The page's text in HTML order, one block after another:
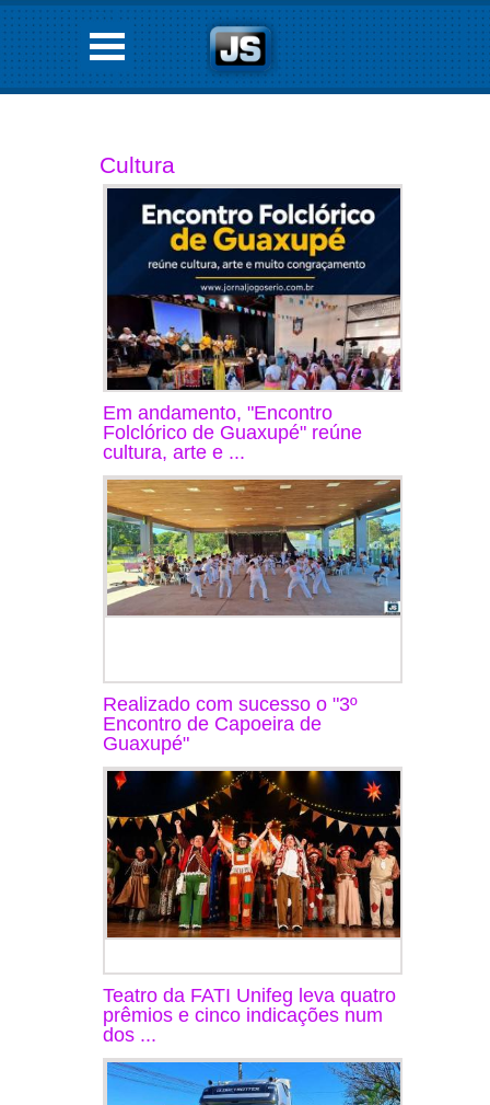
Cultura
Em andamento, "Encontro
Folclórico de Guaxupé" reúne
cultura, arte e ...
Realizado com sucesso o "3º
Encontro de Capoeira de
Guaxupé"
Teatro da FATI Unifeg leva quatro
prêmios e cinco indicações num
dos ...